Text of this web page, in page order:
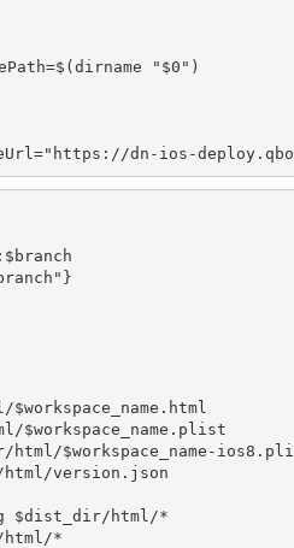
"$0")
dn-ios-
$workspace_name-
version.json
g $dist_dir/html/*
html/*